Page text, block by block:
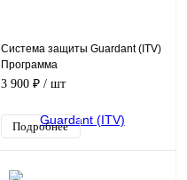
Система защиты Guardant (ITV)
Программа
3 900 ₽ / шт
Подробнее